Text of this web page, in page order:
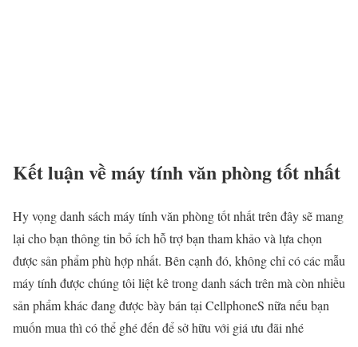
Kết luận về máy tính văn phòng tốt nhất
Hy vọng danh sách máy tính văn phòng tốt nhất trên đây sẽ mang
lại cho bạn thông tin bổ ích hỗ trợ bạn tham khảo và lựa chọn
được sản phẩm phù hợp nhất. Bên cạnh đó, không chỉ có các mẫu
máy tính được chúng tôi liệt kê trong danh sách trên mà còn nhiều
sản phẩm khác đang được bày bán tại CellphoneS nữa nếu bạn
muốn mua thì có thể ghé đến để sở hữu với giá ưu đãi nhé